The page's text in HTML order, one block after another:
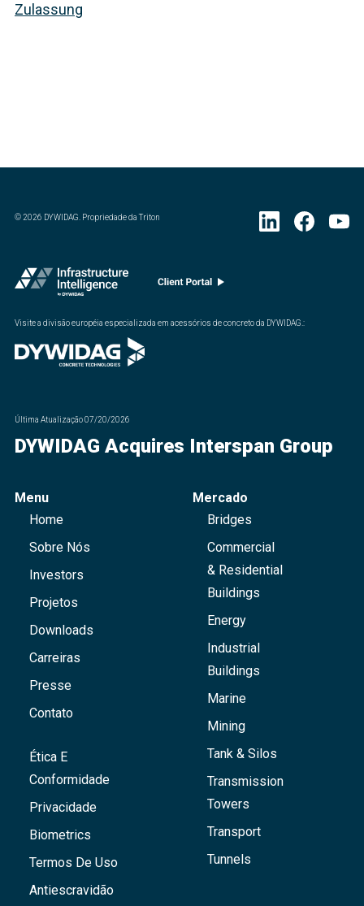
Zulassung
©2026 DYWIDAG. Propriedade da Triton
Visite a divisão européia especializada em acessórios de concreto da DYWIDAG.:
Última Atualização07/20/2026
DYWIDAG Acquires Interspan Group
Menu
Home
Sobre Nós
Investors
Projetos
Downloads
Carreiras
Presse
Contato
Ética E
Conformidade
Privacidade
Biometrics
Termos De Uso
Antiescravidão
Mercado
Bridges
Commercial
& Residential
Buildings
Energy
Industrial
Buildings
Marine
Mining
Tank & Silos
Transmission
Towers
Transport
Tunnels